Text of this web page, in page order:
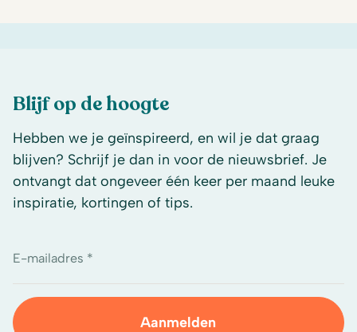
Blijf op de hoogte
Hebben we je geïnspireerd, en wil je dat graag
blijven? Schrijf je dan in voor de nieuwsbrief. Je
ontvangt dat ongeveer één keer per maand leuke
inspiratie, kortingen of tips.
E-mailadres *
Aanmelden